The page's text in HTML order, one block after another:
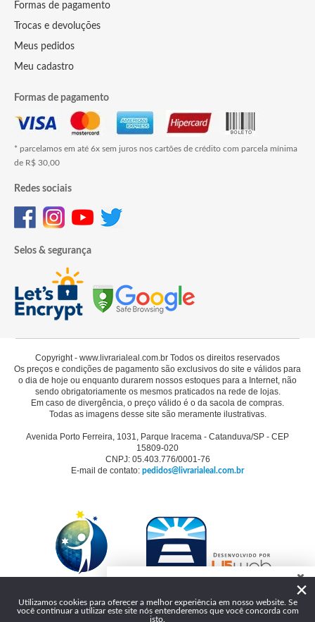
Formas de pagamento
Trocas e devoluções
Meus pedidos
Meu cadastro
Formas de pagamento
* parcelamos em até 6x sem juros nos cartões de crédito com parcela mínima
de R$ 30,00
Redes sociais
Selos & segurança
Copyright - www.livrarialeal.com.br Todos os direitos reservados
Os preços e condições de pagamento são exclusivos do site e válidos para
o dia de hoje ou enquanto durarem nossos estoques para a Internet, não
sendo obrigatoriamente os mesmos praticados na rede de lojas.
Em caso de divergência, o preço válido é o da sacola de compras.
Todas as imagens desse site são meramente ilustrativas.
Avenida Porto Ferreira, 1031, Parque Iracema - Catanduva/SP - CEP
15809-020
CNPJ: 05.403.776/0001-76
E-mail de contato: pedidos@livrarialeal.com.br
×
Utilizamos cookies para oferecer a melhor experiência em nosso website. Se
você continuar a utilizar este site nós entenderemos que você concorda com
isto.
Como podemos te ajudar?
Olá, seja bem-vindo à Livraria Leal!